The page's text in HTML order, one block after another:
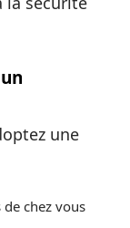
une
chez vous